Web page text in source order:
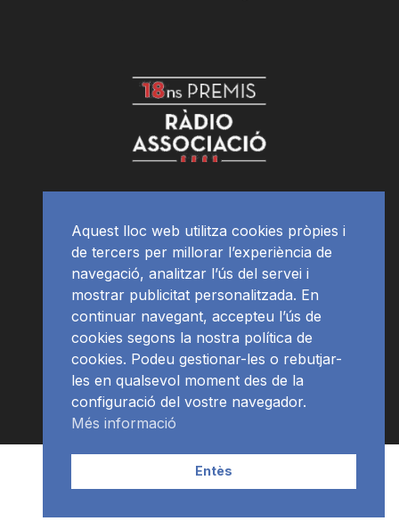
APP Programació
Aquest lloc web utilitza cookies pròpies i
de tercers per millorar l’experiència de
navegació, analitzar l’ús del servei i
mostrar publicitat personalitzada. En
continuar navegant, accepteu l’ús de
cookies segons la nostra política de
cookies. Podeu gestionar-les o rebutjar-
les en qualsevol moment des de la
configuració del vostre navegador.
Més informació
Entès